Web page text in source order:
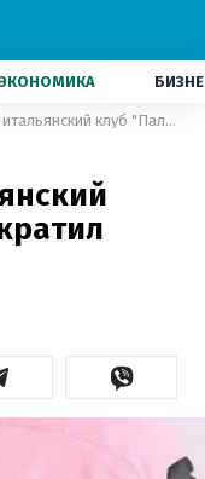
ЭКОНОМИКА
Легендарный итальянский клуб "Палермо" прекратил существование